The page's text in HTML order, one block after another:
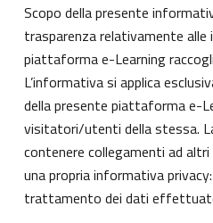
Scopo della presente
trasparenza relativamente alle
piattaforma e-Learning
L’informativa si applica
della presente piattaforma e-
visitatori/utenti della stessa.
contenere collegamenti ad
una propria informativa
trattamento dei dati